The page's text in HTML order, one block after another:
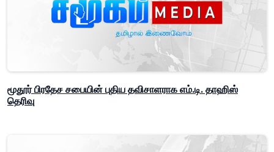
மூதூர் பிரதேச சபையின் புதிய தவிசாளராக எம்.டி. தாஹிஸ்
தெரிவு